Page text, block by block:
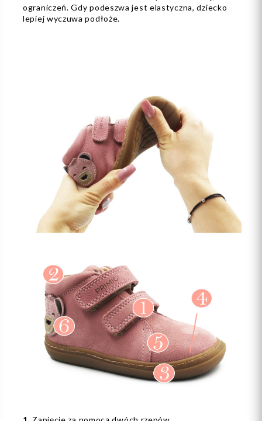
ograniczeń. Gdy podeszwa jest elastyczna, dziecko
lepiej wyczuwa podłoże.